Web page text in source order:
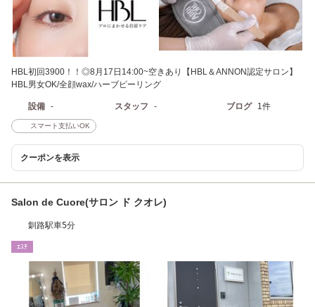
HBL初回3900！！◎8月17日14:00~空きあり【HBL＆ANNON認定サロン】
HBL男女OK/全顔wax/ハーブピーリング
設備 - スタッフ - ブログ 1件
スマート支払いOK
クーポンを表示
Salon de Cuore(サロン ド クオレ)
釧路駅車5分
ｴｽﾃ